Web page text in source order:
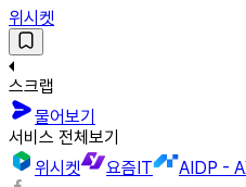
위시켓
스크랩
물어보기
서비스 전체보기
위시켓
요즘IT AIDP -